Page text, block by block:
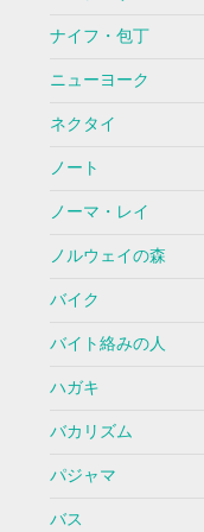
ナイフ・包丁
ニューヨーク
ネクタイ
ノート
ノーマ・レイ
ノルウェイの森
バイク
バイト絡みの人
ハガキ
バカリズム
パジャマ
バス